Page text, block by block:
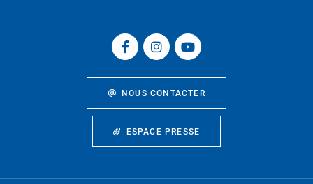
NOUS CONTACTER
ESPACE PRESSE